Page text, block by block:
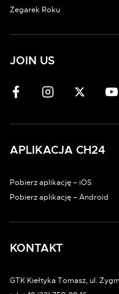
Zegarek Roku
JOIN US
APLIKACJA CH24
Pobierz aplikację – iOS
Pobierz aplikację – Android
KONTAKT
GTK Kiełtyka Tomasz, ul.